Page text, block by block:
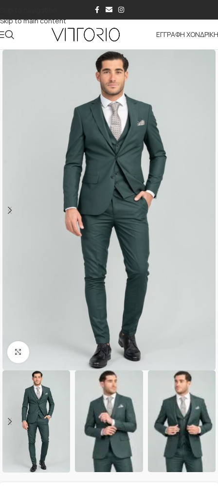
Skip to main content
ΕΓΓΡΑΦΗ
Κλικ για μεγέθυνση